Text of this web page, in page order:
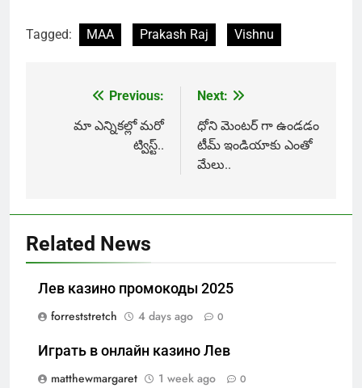
Tagged: MAA Prakash Raj Vishnu
navigation
Previous:
మా ఎన్నికల్లో మరో
ట్విస్ట్..
Next:
ధోని మెంటర్ గా ఉండడం
టీమ్ ఇండియాకు ఎంతో
మేలు..
Related News
Лев казино промокоды 2025
forreststretch
4 days ago 0
Играть в онлайн казино Лев
matthewmargaret
1 week ago 0